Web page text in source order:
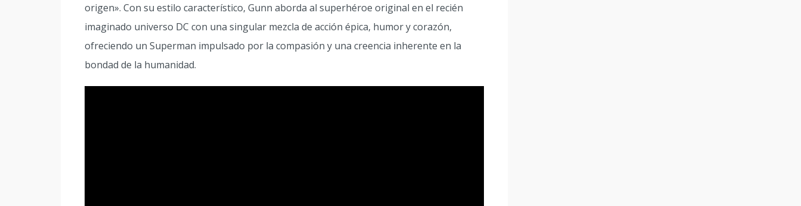
origen». Con su estilo característico, Gunn aborda al superhéroe original en el recién
imaginado universo DC con una singular mezcla de acción épica, humor y corazón,
ofreciendo un Superman impulsado por la compasión y una creencia inherente en la
bondad de la humanidad.